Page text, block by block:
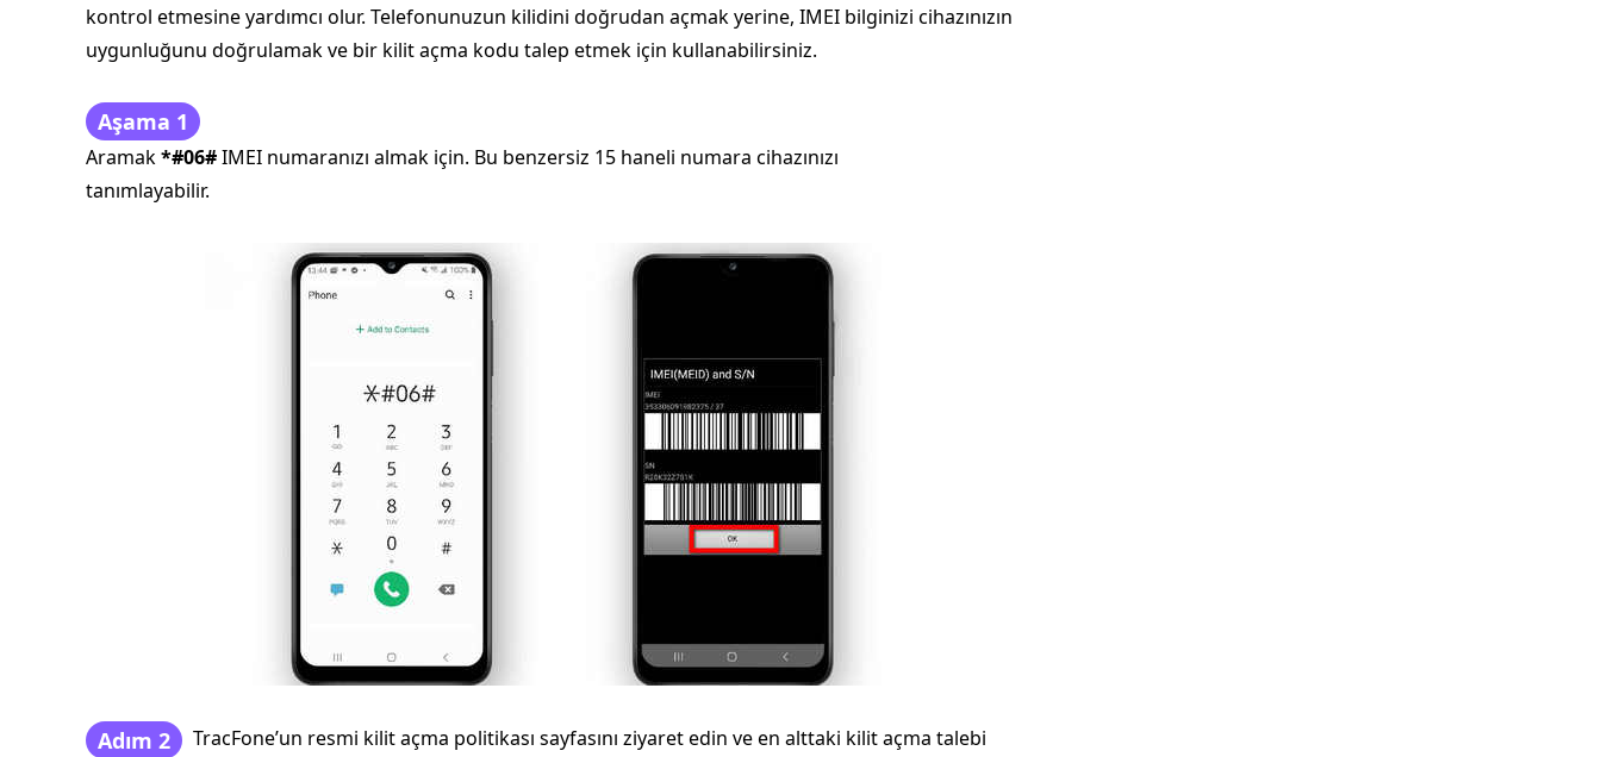
kontrol etmesine yardımcı olur. Telefonunuzun kilidini doğrudan açmak yerine, IMEI bilginizi cihazınızın
uygunluğunu doğrulamak ve bir kilit açma kodu talep etmek için kullanabilirsiniz.
Aşama 1
Aramak*#06#IMEI numaranızı almak için. Bu benzersiz 15 haneli numara cihazınızı
tanımlayabilir.
Adım 2
TracFone’un resmi kilit açma politikası sayfasını ziyaret edin ve en alttaki kilit açma talebi